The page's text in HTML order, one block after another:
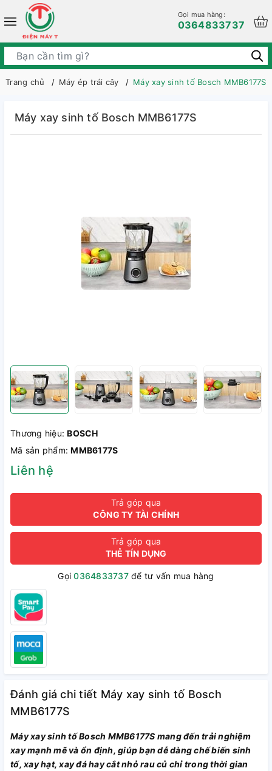
Gọi mua hàng:
0364833737
Trang chủ Máy ép trái cây Máy xay sinh tố Bosch MMB6177S
Máy xay sinh tố Bosch MMB6177S
Thương hiệu:BOSCH
Mã sản phẩm:MMB6177S
Liên hệ
Trả góp qua
CÔNG TY TÀI CHÍNH
Trả góp qua
THẺ TÍN DỤNG
Gọi0364833737để tư vấn mua hàng
Đánh giá chi tiết Máy xay sinh tố Bosch
MMB6177S
Máy xay sinh tố Bosch MMB6177S mang đến trải nghiệm
xay mạnh mẽ và ổn định, giúp bạn dễ dàng chế biến sinh
tố, xay hạt, xay đá hay cắt nhỏ rau củ chỉ trong thời gian